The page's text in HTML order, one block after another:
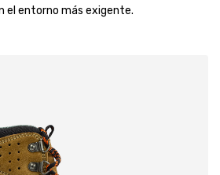
el entorno más exigente.